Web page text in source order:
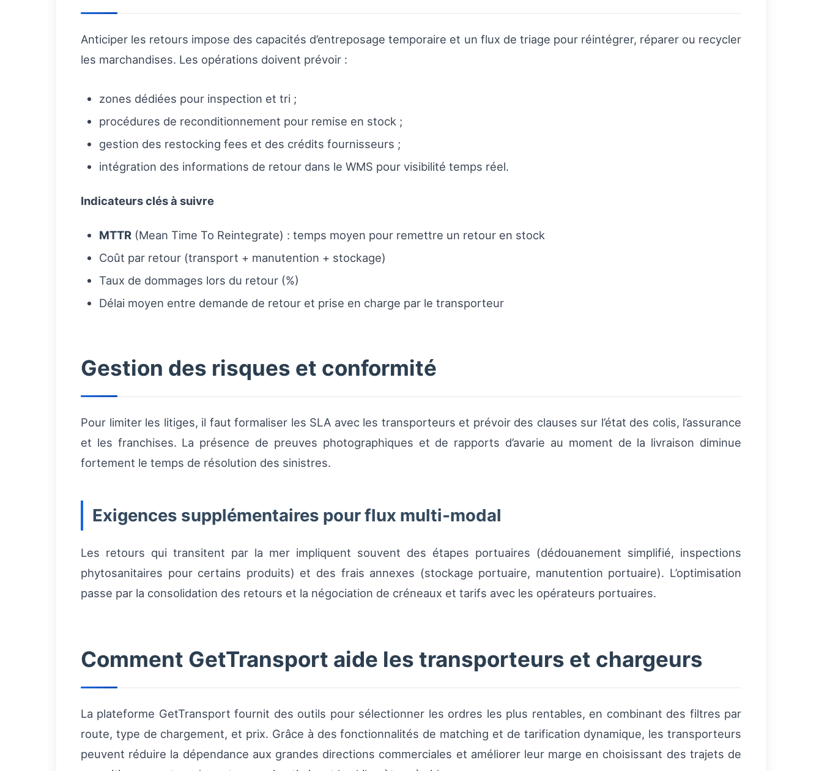
Anticiper les retours impose des capacités d’entreposage temporaire et un flux de triage pour réintégrer, réparer ou recycler
les marchandises. Les opérations doivent prévoir :
zones dédiées pour inspection et tri ;
procédures de reconditionnement pour remise en stock ;
gestion des restocking fees et des crédits fournisseurs ;
intégration des informations de retour dans le WMS pour visibilité temps réel.
Indicateurs clés à suivre
MTTR (Mean Time To Reintegrate) : temps moyen pour remettre un retour en stock
Coût par retour (transport + manutention + stockage)
Taux de dommages lors du retour (%)
Délai moyen entre demande de retour et prise en charge par le transporteur
Gestion des risques et conformité
Pour limiter les litiges, il faut formaliser les SLA avec les transporteurs et prévoir des clauses sur l’état des colis, l’assurance
et les franchises. La présence de preuves photographiques et de rapports d’avarie au moment de la livraison diminue
fortement le temps de résolution des sinistres.
Exigences supplémentaires pour flux multi‑modal
Les retours qui transitent par la mer impliquent souvent des étapes portuaires (dédouanement simplifié, inspections
phytosanitaires pour certains produits) et des frais annexes (stockage portuaire, manutention portuaire). L’optimisation
passe par la consolidation des retours et la négociation de créneaux et tarifs avec les opérateurs portuaires.
Comment GetTransport aide les transporteurs et chargeurs
La plateforme GetTransport fournit des outils pour sélectionner les ordres les plus rentables, en combinant des filtres par
route, type de chargement, et prix. Grâce à des fonctionnalités de matching et de tarification dynamique, les transporteurs
peuvent réduire la dépendance aux grandes directions commerciales et améliorer leur marge en choisissant des trajets de